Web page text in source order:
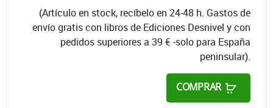
(Artículo en stock, recíbelo en 24-48 h. Gastos de
envío gratis con libros de Ediciones Desnivel y con
pedidos superiores a 39 € -solo para España
peninsular).
COMPRAR